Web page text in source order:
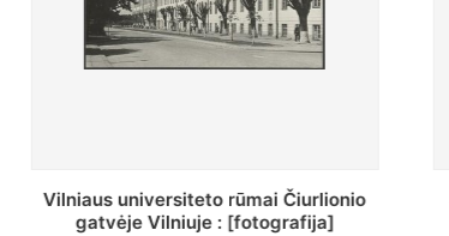
St. Batoro universiteto J. Pilsudskio
kolegija : [fotografija]